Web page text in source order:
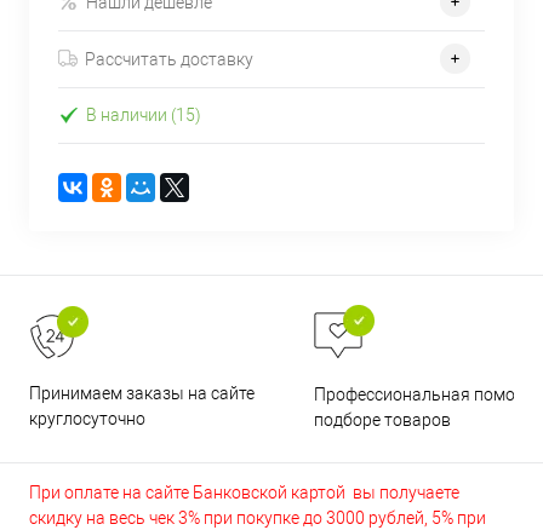
Рассчитать доставку
В наличии (15)
Принимаем заказы на сайте
круглосуточно
Профессиональная помощь
подборе товаров
При оплате на сайте Банковской картой вы получаете
скидку на весь чек 3% при покупке до 3000 рублей, 5% при